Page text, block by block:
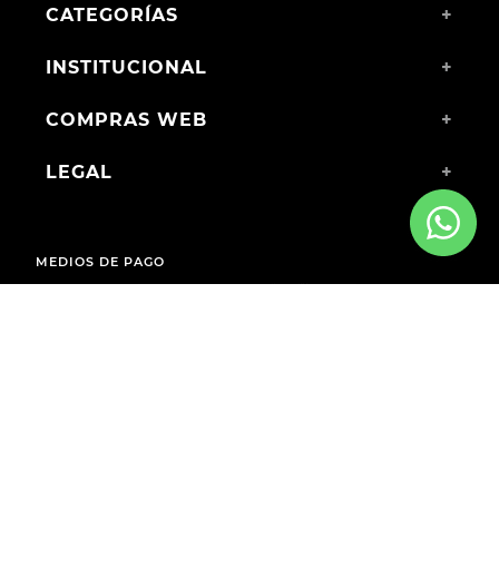
CATEGORÍAS +
INSTITUCIONAL +
COMPRAS WEB +
LEGAL +
MEDIOS DE PAGO